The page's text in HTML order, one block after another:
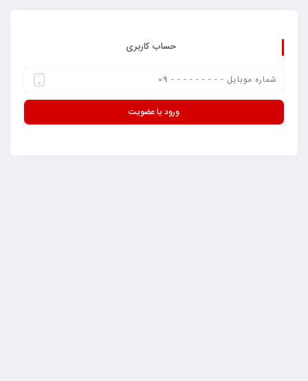
حساب کاربری